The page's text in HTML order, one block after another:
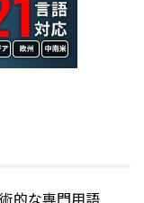
的な専門用語